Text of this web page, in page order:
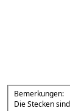
Bemerkungen:
Die Stecken